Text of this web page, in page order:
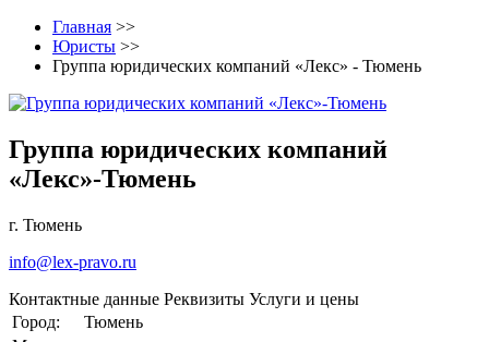
Главная >>
Юристы >>
Группа юридических компаний «Лекс» - Тюмень
Группа юридических компаний
«Лекс»-Тюмень
г. Тюмень
info@lex-pravo.ru
Контактные данные Реквизиты Услуги и цены
Город:
Тюмень